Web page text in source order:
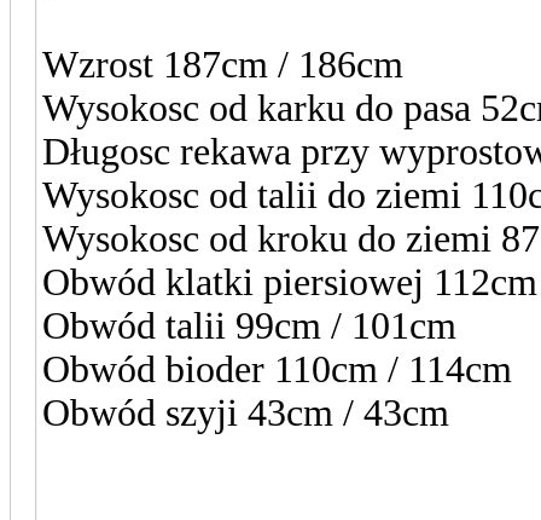
Wzrost 187cm / 186cm
Wysokosc od karku do pasa
Długosc rekawa przy
Wysokosc od talii do ziemi
Wysokosc od kroku do ziemi
Obwód klatki piersiowej
Obwód talii 99cm / 101cm
Obwód bioder 110cm / 114cm
Obwód szyji 43cm / 43cm